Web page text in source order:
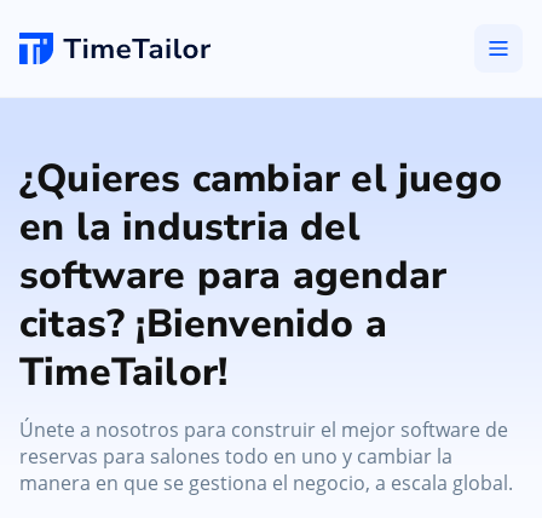
¿Quieres cambiar el juego
en la industria del
software para agendar
citas? ¡Bienvenido a
TimeTailor!
Únete a nosotros para construir el mejor software de
reservas para salones todo en uno y cambiar la
manera en que se gestiona el negocio, a escala global.